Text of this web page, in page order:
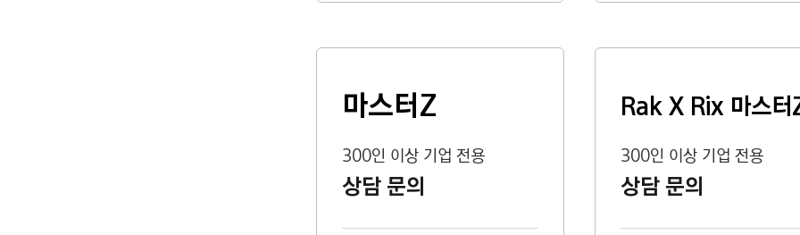
마스터Z
300인 이상 기업 전용
상담 문의
Rak X Rix 마스터
300인 이상 기업 전용
상담 문의